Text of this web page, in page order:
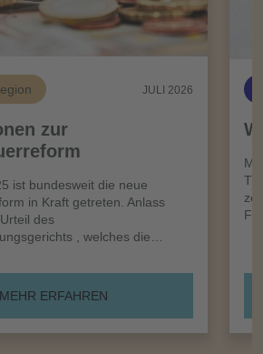
JULI 2026
zur
ist bundesweit die neue
in Kraft getreten. Anlass
des
, welches die…
MEHR ERFAHREN